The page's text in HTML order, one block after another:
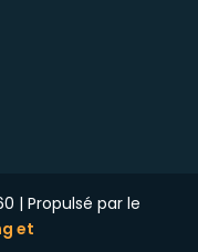
| Propulsé par le
et